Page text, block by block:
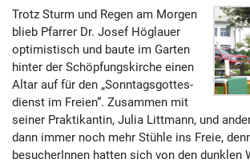
Trotz Sturm und Regen am Morgen
blieb Pfarrer Dr. Josef Höglauer
optimistisch und baute im Garten
hinter der Schöpfungs­kirche einen
Altar auf für den „Sonn­tags­gottes­
dienst im Freien“. Zusammen mit
seiner Prakti­kantin, Julia Litt­mann, und
dann immer noch mehr Stühle ins Freie,
besucherInnen hatten sich von den dunklen